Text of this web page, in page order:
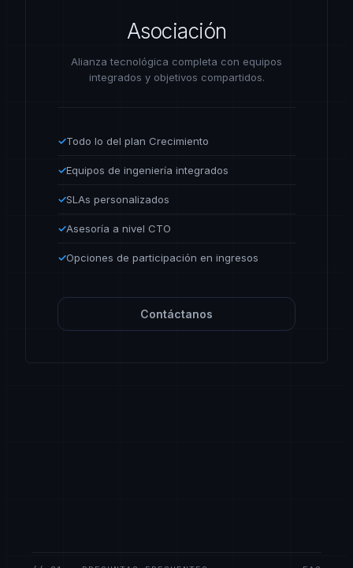
Asociación
Alianza tecnológica completa con equipos
integrados y objetivos compartidos.
✓Todo lo del plan Crecimiento
✓Equipos de ingeniería integrados
✓SLAs personalizados
✓Asesoría a nivel CTO
✓Opciones de participación en ingresos
Contáctanos